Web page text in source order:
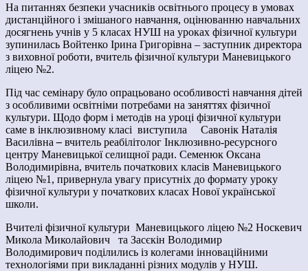
На питаннях безпеки учасників освітнього процесу в умовах
дистанційного і змішаного навчання, оцінюванню навчальних
досягнень учнів у 5 класах НУШ на уроках фізичної культури
зупинилась Войтенко Ірина Григорівна – заступник директора
з виховної роботи, вчитель фізичної культури Маневицького
ліцею №2.
Під час семінару було опрацьовано особливості навчання дітей
з особливими освітніми потребами на заняттях фізичної
культури. Щодо форм і методів на уроці фізичної культури
саме в інклюзивному класі виступила Савонік Наталія
Василівна – вчитель реабілітолог Інклюзивно-ресурсного
центру Маневицької селищної ради. Семенюк Оксана
Володимирівна, вчитель початкових класів Маневицького
ліцею №1, привернула увагу присутніх до формату уроку
фізичної культури у початкових класах Нової української
школи.
Вчителі фізичної культури Маневицького ліцею №2 Носкевич
Микола Миколайович та Засєкін Володимир
Володимирович поділились із колегами інноваційними
технологіями при викладанні різних модулів у НУШ.